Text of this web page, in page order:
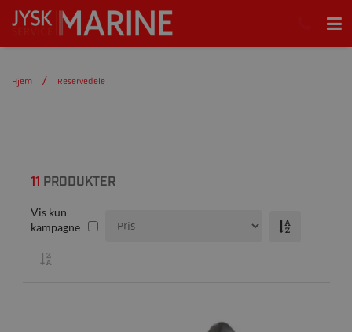
Hjem Reservedele
11 PRODUKTER
Vis kun
kampagne